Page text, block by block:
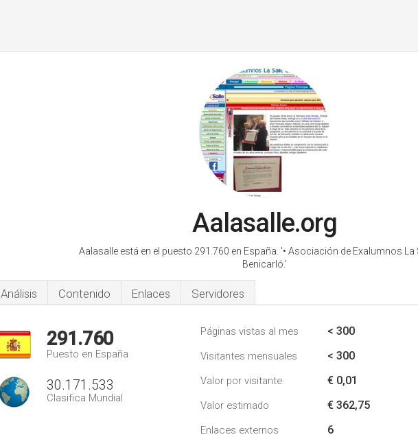
Aalasalle.org
Aalasalle está en el puesto 291.760 en España. '• Asociación de Exalumnos La
Benicarló.'
Análisis Contenido Enlaces Servidores
291.760
Puesto en España
30.171.533
Clasifica Mundial
Páginas vistas al mes < 300
Visitantes mensuales < 300
Valor por visitante € 0,01
Valor estimado € 362,75
Enlaces externos 6